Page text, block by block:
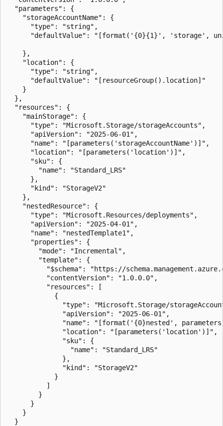
  "parameters": {
    "storageAccountName": {
      "type": "string",
"defaultValue": "[format('{0}{1}', 'storage',
    },
    "location": {
      "type": "string",
      "defaultValue": "[resourceGroup().location]"
    }
  },
  "resources": {
    "mainStorage": {
      "type": "Microsoft.Storage/storageAccounts",
      "apiVersion": "2025-06-01",
      "name": "[parameters('storageAccountName')]",
      "location": "[parameters('location')]",
      "sku": {
        "name": "Standard_LRS"
      },
      "kind": "StorageV2"
    },
    "nestedResource": {
      "type": "Microsoft.Resources/deployments",
      "apiVersion": "2025-04-01",
      "name": "nestedTemplate1",
      "properties": {
        "mode": "Incremental",
        "template": {
"$schema": "https://
          "contentVersion": "1.0.0.0",
          "resources": [
            {
"type": "Microsoft.Storage/
              "apiVersion": "2025-06-01",
"name": "[format('{0}nested',
              "location": "[parameters('location')]",
              "sku": {
                "name": "Standard_LRS"
              },
              "kind": "StorageV2"
            }
          ]
        }
      }
    }
  }